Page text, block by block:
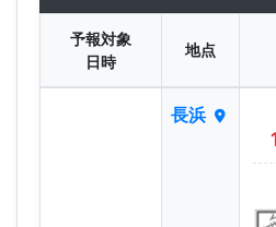
予報対象
日時
地点
長浜